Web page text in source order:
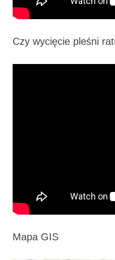
Czy wycięcie pleśni
Mapa GIS